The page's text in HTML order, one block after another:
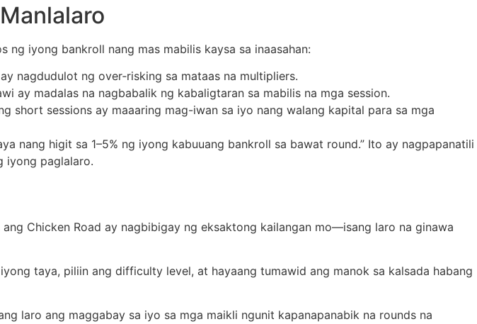
ng iyong bankroll nang mas mabilis kaysa sa inaasahan:
nagdudulot ng over‑risking sa mataas na multipliers.
ay madalas na nagbabalik ng kabaligtaran sa mabilis na mga session.
short sessions ay maaaring mag-iwan sa iyo nang walang kapital para sa mga
nang higit sa 1–5% ng iyong kabuuang bankroll sa bawat round.” Ito ay nagpapanatili
iyong paglalaro.
Chicken Road ay nagbibigay ng eksaktong kailangan mo—isang laro na ginawa
taya, piliin ang difficulty level, at hayaang tumawid ang manok sa kalsada habang
laro ang maggabay sa iyo sa mga maikli ngunit kapanapanabik na rounds na